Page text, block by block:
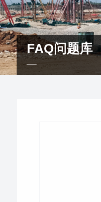
FAQ问题库